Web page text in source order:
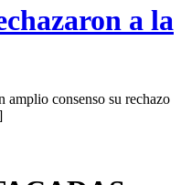
a la
amplio consenso su rechazo